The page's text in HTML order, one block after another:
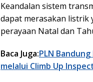
Keandalan sistem
dapat merasakan listrik
perayaan Natal dan
Baca Juga:PLN
melalui Climb Up